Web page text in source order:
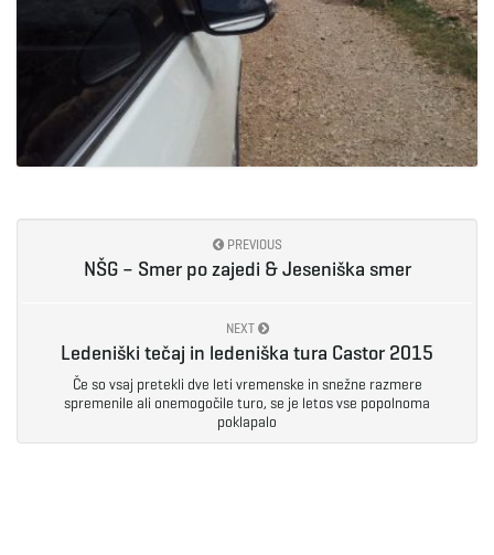
PREVIOUS
NŠG – Smer po zajedi & Jeseniška smer
NEXT
Ledeniški tečaj in ledeniška tura Castor 2015
Če so vsaj pretekli dve leti vremenske in snežne razmere
spremenile ali onemogočile turo, se je letos vse popolnoma
poklapalo